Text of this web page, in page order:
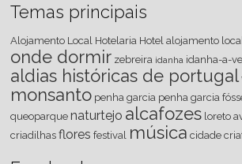
Temas principais
Alojamento Local Hotelaria Hotel alojamento local
onde dormir zebreira idanha idanha-a-
aldias históricas de portugal
monsanto penha garcia penha garcia
queoparque naturtejo alcafozes loreto
criadilhas flores festival música cidade